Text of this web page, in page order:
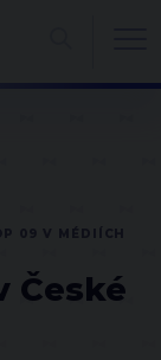
České